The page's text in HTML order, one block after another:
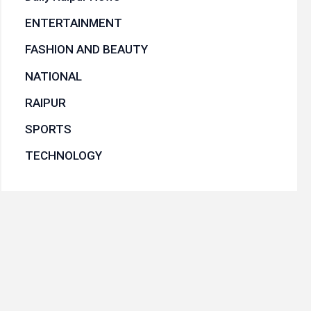
ENTERTAINMENT
FASHION AND BEAUTY
NATIONAL
RAIPUR
SPORTS
TECHNOLOGY